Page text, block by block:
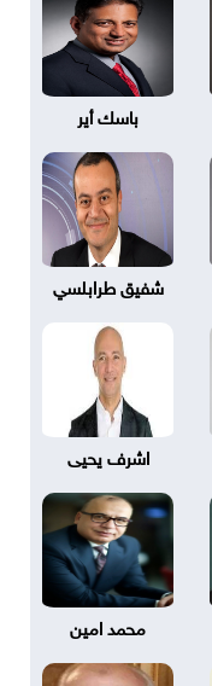
باسك أير
شفيق طرابلسي
اشرف يحيى
محمد امين